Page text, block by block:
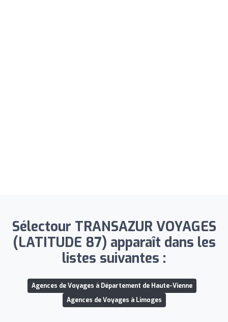
Sélectour TRANSAZUR VOYAGES
(LATITUDE 87) apparaît dans les
listes suivantes :
Agences de Voyages à Département de Haute-Vienne
Agences de Voyages à Limoges